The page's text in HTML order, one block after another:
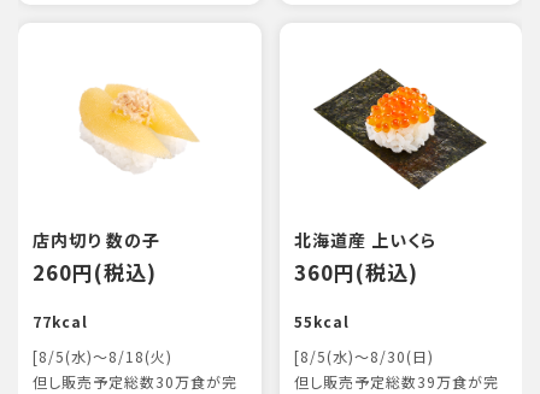
店内切り 数の子
260円(税込)
77kcal
[8/5(水)～8/18(火)
但し販売予定総数30万食が完
北海道産 上いくら
360円(税込)
55kcal
[8/5(水)～8/30(日)
但し販売予定総数39万食が完